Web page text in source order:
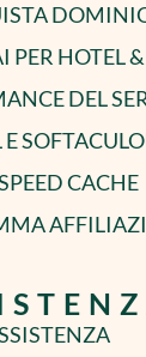
PER HOTEL
DEL
CACHE